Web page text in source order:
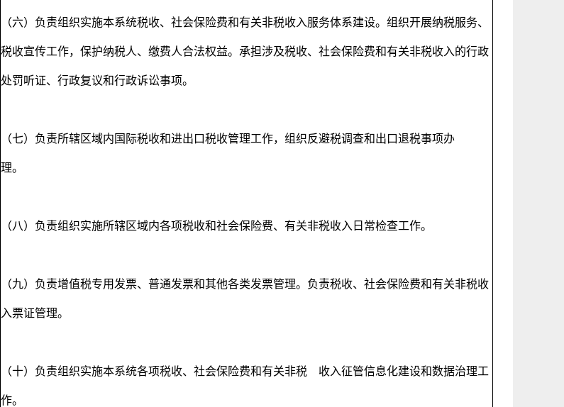
（六）负责组织实施本系统税收、社会保险费和有关非税收入服务体系建设。组织开展纳税服务、
税收宣传工作，保护纳税人、缴费人合法权益。承担涉及税收、社会保险费和有关非税收入的行政
处罚听证、行政复议和行政诉讼事项。
（七）负责所辖区域内国际税收和进出口税收管理工作，组织反避税调查和出口退税事项办
理。
（八）负责组织实施所辖区域内各项税收和社会保险费、有关非税收入日常检查工作。
（九）负责增值税专用发票、普通发票和其他各类发票管理。负责税收、社会保险费和有关非税收
入票证管理。
（十）负责组织实施本系统各项税收、社会保险费和有关非税 收入征管信息化建设和数据治理工
作。